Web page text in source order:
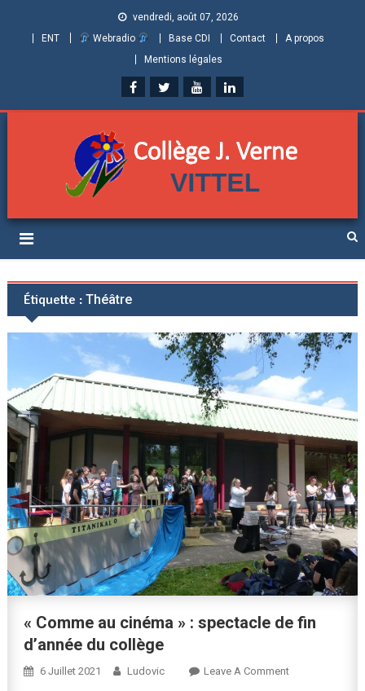
vendredi, août 07, 2026
ENT
Webradio Base CDI Contact
A propos
Mentions légales
Collège Jules Verne de
Vittel (Vosges)
Étiquette : Théâtre
« Comme au cinéma » : spectacle de fin
d’année du collège
6 Juillet 2021 Ludovic Leave A CommentOn